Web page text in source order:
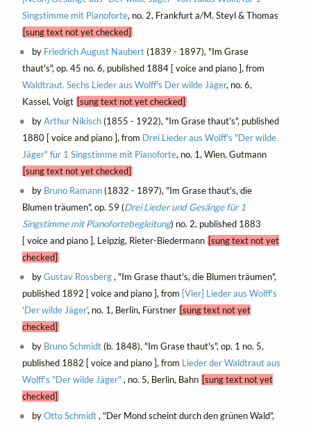
Singstimme mit Pianoforte, no. 2, Frankfurt a/M. Steyl & Thomas
[sung text not yet checked]
by Friedrich August Naubert(1839 - 1897), "Im Grase
thaut's", op. 45 no. 6, published 1884 [ voice and piano ], from
Waldtraut. Sechs Lieder aus Wolff's Der wilde Jäger, no. 6,
Kassel, Voigt [sung text not yet checked]
byArthur Nikisch(1855 - 1922), "Im Grase thaut's", published
1880 [ voice and piano ], from Drei Lieder aus Wolff's "Der wilde
Jäger" für 1 Singstimme mit Pianoforte, no. 1, Wien, Gutmann
[sung text not yet checked]
by Bruno Ramann(1832 - 1897), "Im Grase thaut's, die
Blumen träumen", op. 59 (Drei Lieder und Gesänge für 1
Singstimme mit Pianofortebegleitung) no. 2, published 1883
[ voice and piano ], Leipzig, Rieter-Biedermann [sung text not yet
checked]
byGustav Rossberg, "Im Grase thaut's, die Blumen träumen",
published 1892 [ voice and piano ], from [Vier] Lieder aus Wolff's
'Der wilde Jäger', no. 1, Berlin, Fürstner [sung text not yet
checked]
by Bruno Schmidt(b. 1848), "Im Grase thaut's", op. 1 no. 5,
published 1882 [ voice and piano ], from Lieder der Waldtraut aus
Wolff's "Der wilde Jäger", no. 5, Berlin, Bahn [sung text not yet
checked]
byOtto Schmidt, "Der Mond scheint durch den grünen Wald",